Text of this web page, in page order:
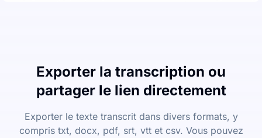
Exporter la transcription ou
partager le lien directement
Exporter le texte transcrit dans divers formats, y
compris txt, docx, pdf, srt, vtt et csv. Vous pouvez